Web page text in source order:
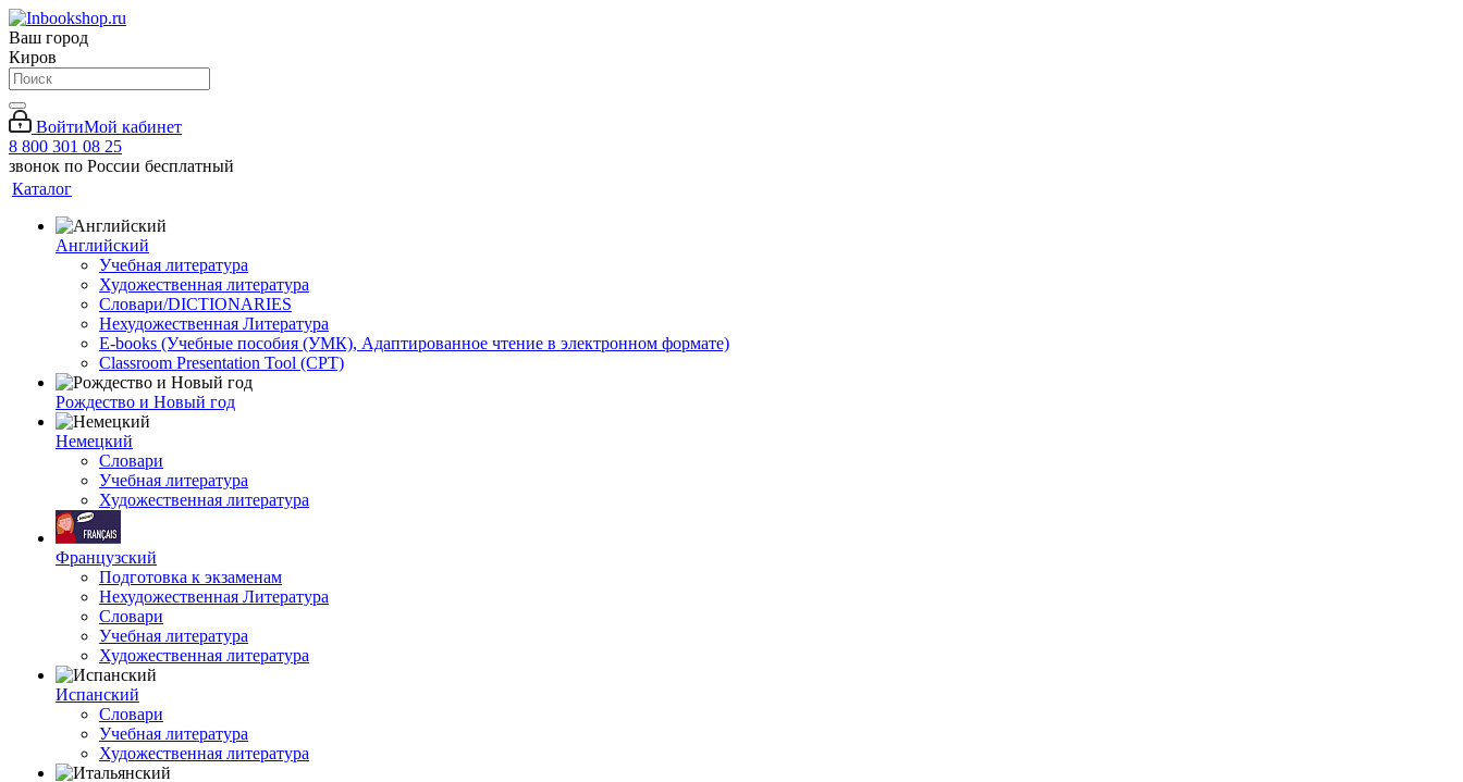
Ваш город
Киров
ВойтиМой кабинет
8 800 301 08 25
звонок по России бесплатный
Каталог
Английский
Учебная литература
Художественная литература
Словари/DICTIONARIES
Нехудожественная Литература
E-books (Учебные пособия (УМК), Адаптированное чтение в электронном формате)
Classroom Presentation Tool (CPT)
Рождество и Новый год
Немецкий
Словари
Учебная литература
Художественная литература
Французский
Подготовка к экзаменам
Нехудожественная Литература
Словари
Учебная литература
Художественная литература
Испанский
Словари
Учебная литература
Художественная литература